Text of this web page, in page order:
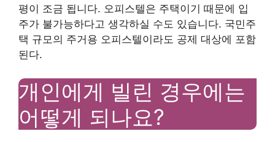
평이 조금 됩니다. 오피스텔은 주택이기 때문에 입
주가 불가능하다고 생각하실 수도 있습니다. 국민주
택 규모의 주거용 오피스텔이라도 공제 대상에 포함
된다.
개인에게 빌린 경우에는
어떻게 되나요?